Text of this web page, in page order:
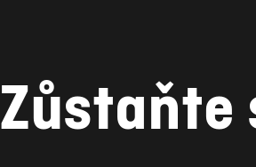
Zůstaňte